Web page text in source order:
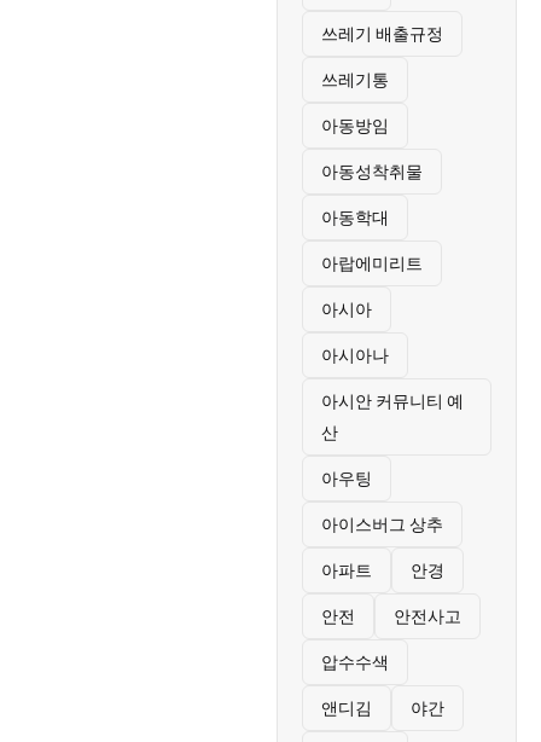
쓰레기 배출규정
쓰레기통
아동방임
아동성착취물
아동학대
아랍에미리트
아시아
아시아나
아시안 커뮤니티 예
산
아우팅
아이스버그 상추
아파트 안경
안전 안전사고
압수수색
앤디김 야간